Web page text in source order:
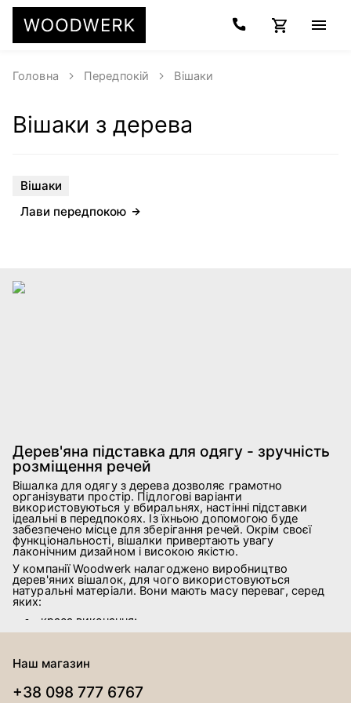
Головна Передпокій Вішаки
Вішаки з дерева
Вішаки
Лави передпокою
Дерев'яна підставка для одягу - зручність
розміщення речей
Вішалка для одягу з дерева дозволяє грамотно
організувати простір. Підлогові варіанти
використовуються у вбиральнях, настінні підставки
ідеальні в передпокоях. Із їхньою допомогою буде
забезпечено місце для зберігання речей. Окрім своєї
функціональності, вішалки привертають увагу
лаконічним дизайном і високою якістю.
У компанії Woodwerk налагоджено виробництво
дерев'яних вішалок, для чого використовуються
натуральні матеріали. Вони мають масу переваг, серед
яких:
краса виконання;
надійність і довговічність;
Ви можете купити вішалки для одягу дерев'яні,
відповідної моделі зв'яжіться з менеджерами та надайте
Наш магазин
+38 098 777 6767